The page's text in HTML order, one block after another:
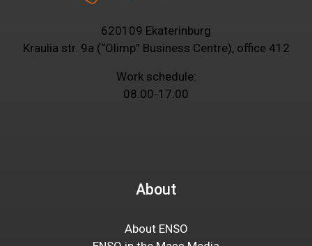
620109 Ekaterinburg
Kraulia str. 9a (“Olimp” Business Centre), office 412
Work schedule:
08.00-17.00
About
About ENSO